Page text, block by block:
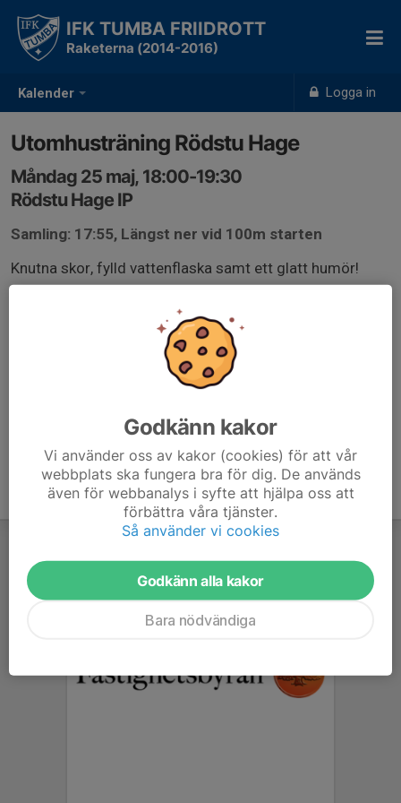
Kalender Logga in
IFK TUMBA FRIIDROTT
Raketerna (2014-2016)
Utomhusträning Rödstu Hage
Måndag 25 maj, 18:00-19:30
Rödstu Hage IP
Samling: 17:55, Längst ner vid 100m starten
Knutna skor, fylld vattenflaska samt ett glatt humör!
Godkänn kakor
Vi använder oss av kakor (cookies) för att vår
webbplats ska fungera bra för dig. De används
även för webbanalys i syfte att hjälpa oss att
förbättra våra tjänster.
Så använder vi cookies
Godkänn alla kakor
Bara nödvändiga